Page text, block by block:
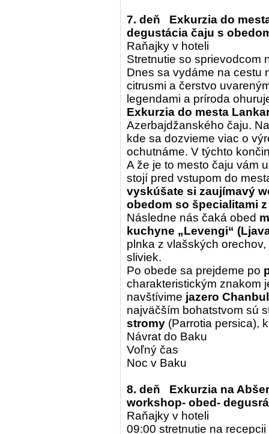
7. deň Exkurzia do
degustácia čaju s
Raňajky v hoteli
Stretnutie so sprievodcom
Dnes sa vydáme na cestu
citrusmi a čerstvo
legendami a príroda
Exkurzia do mesta
Azerbajdžanského čaju.
kde sa dozvieme viac o
ochutnáme. V týchto
A že je to mesto čaju vám
stojí pred vstupom do
vyskúšate si zaujímavý
obedom so špecialitami
Následne nás čaká obed
kuchyne „Levengi“
plnka z vlašských
sliviek.
Po obede sa prejdeme po
charakteristickým znakom
navštívime jazero
najväčším bohatstvom sú
stromy (Parrotia persica),
Návrat do Baku
Voľný čas
Noc v Baku
8. deň Exkurzia na
workshop- obed-
Raňajky v hoteli
09:00 stretnutie na